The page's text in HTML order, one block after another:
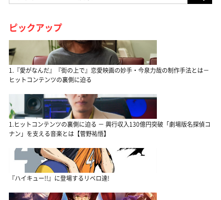
ピックアップ
1.『愛がなんだ』『街の上で』恋愛映画の妙手・今泉力哉の制作手法とは－
ヒットコンテンツの裏側に迫る
1.ヒットコンテンツの裏側に迫る － 興行収入130億円突破「劇場版名探偵コ
ナン」を支える音楽とは【菅野祐悟】
『ハイキュー!!』に登場するリベロ達!